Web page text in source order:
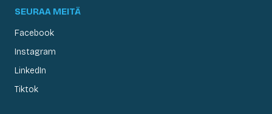
SEURAA MEITÄ
Facebook
Instagram
LinkedIn
Tiktok